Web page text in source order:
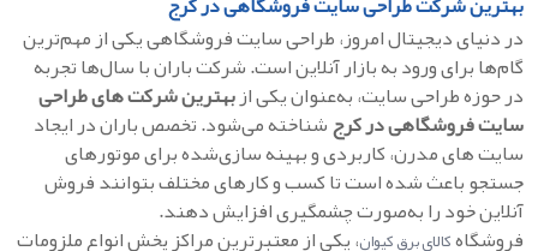
در دنیای دیجیتال امروز، طراحی سایت فروشگاهی یکی از مهم‌ترین
گام‌ها برای ورود به بازار آنلاین است. شرکت باران با سال‌ها تجربه
در حوزه طراحی سایت، به‌عنوان یکی ازبهترین شرکت‌ های طراحی
سایتفروشگاهی در کرجشناخته می‌شود. تخصص باران در ایجاد
سایت‌ های مدرن، کاربردی و بهینه‌ سازی‌شده برای موتورهای
جستجو باعث شده است تا کسب‌ و کارهای مختلف بتوانند فروش
آنلاین خود را به‌صورت چشمگیری افزایش دهند.
فروشگاهکالای برق کیوان، یکی از معتبرترین مراکز پخش انواع ملزومات